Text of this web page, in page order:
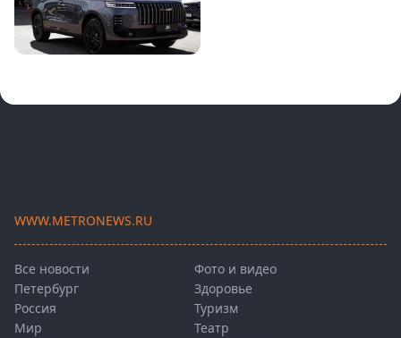
WWW.METRONEWS.RU
Все новости
Петербург
Россия
Мир
Фото и видео
Здоровье
Туризм
Театр